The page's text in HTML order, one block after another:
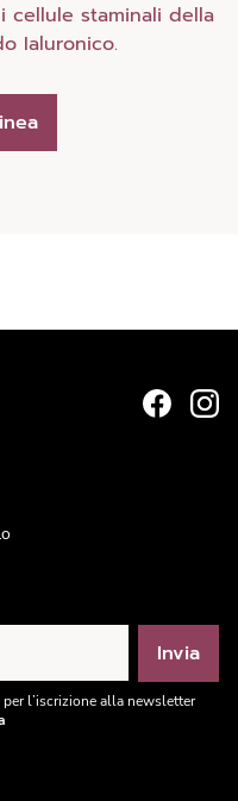
cellule staminali della
Ialuronico.
Invia
l’iscrizione alla newsletter